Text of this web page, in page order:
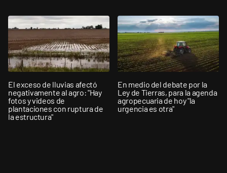
El exceso de lluvias afectó
negativamente al agro: "Hay
fotos y videos de
plantaciones con ruptura de
la estructura"
En medio del debate por la
Ley de Tierras, para la agenda
agropecuaria de hoy "la
urgencia es otra"